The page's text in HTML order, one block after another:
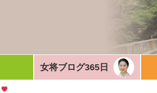
女将ブログ365日